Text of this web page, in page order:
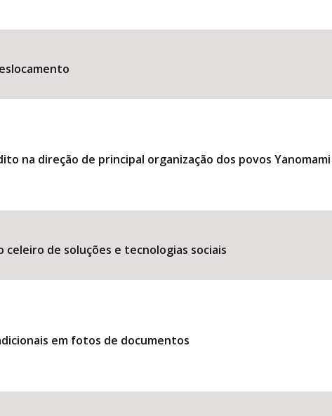
na direção de principal organização dos povos Yanomami
celeiro de soluções e tecnologias sociais
em fotos de documentos